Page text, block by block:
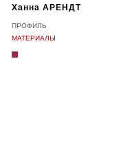
Ханна АРЕНДТ
ПРОФИЛЬ
МАТЕРИАЛЫ